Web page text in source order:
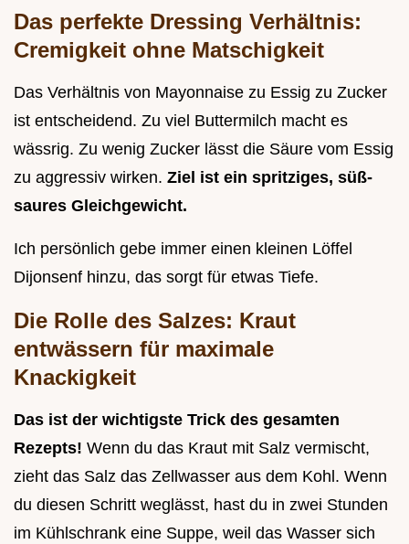
Das perfekte Dressing Verhältnis:
Cremigkeit ohne Matschigkeit
Das Verhältnis von Mayonnaise zu Essig zu Zucker
ist entscheidend. Zu viel Buttermilch macht es
wässrig. Zu wenig Zucker lässt die Säure vom Essig
zu aggressiv wirken. Ziel ist ein spritziges, süß-
saures Gleichgewicht.
Ich persönlich gebe immer einen kleinen Löffel
Dijonsenf hinzu, das sorgt für etwas Tiefe.
Die Rolle des Salzes: Kraut
entwässern für maximale
Knackigkeit
Das ist der wichtigste Trick des gesamten
Rezepts! Wenn du das Kraut mit Salz vermischt,
zieht das Salz das Zellwasser aus dem Kohl. Wenn
du diesen Schritt weglässt, hast du in zwei Stunden
im Kühlschrank eine Suppe, weil das Wasser sich